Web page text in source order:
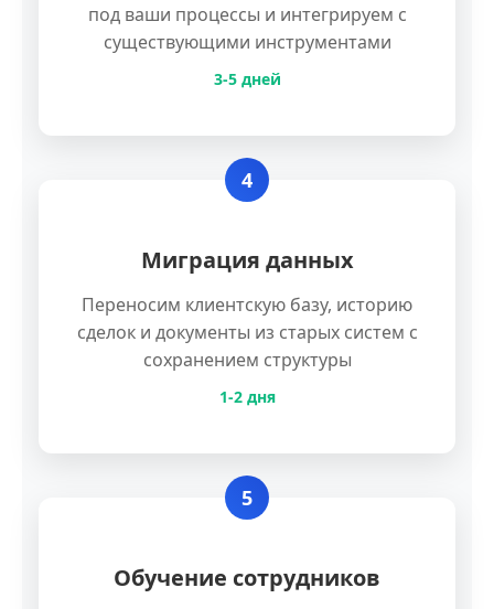
под ваши процессы и интегрируем с
существующими инструментами
3-5 дней
4
Миграция данных
Переносим клиентскую базу, историю
сделок и документы из старых систем с
сохранением структуры
1-2 дня
5
Обучение сотрудников